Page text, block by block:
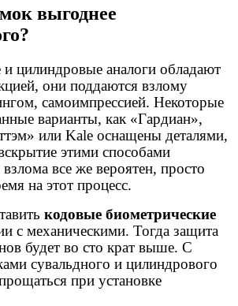
выгоднее
цилиндровые аналоги обладают
они поддаются взлому
самоимпрессией. Некоторые
варианты, как «Гардиан»,
или Kale оснащены деталями,
этими способами
все же вероятен, просто
на этот процесс.
кодовые биометрические
с механическими. Тогда защита
будет во сто крат выше. С
сувальдного и цилиндрового
при установке